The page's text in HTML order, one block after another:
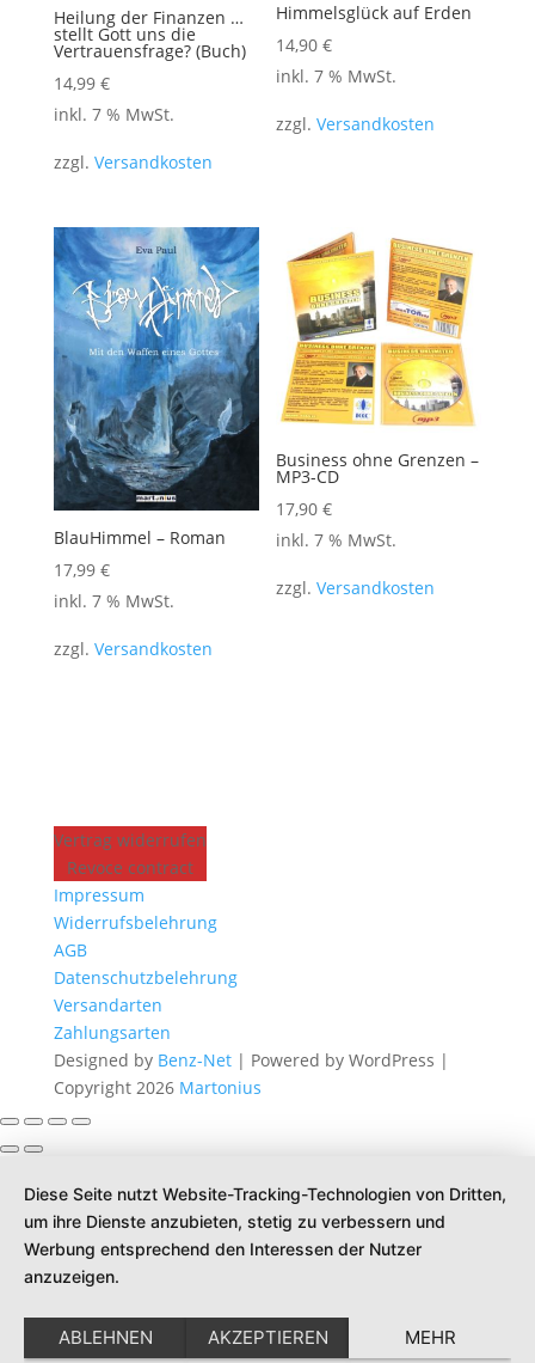
Heilung der Finanzen …
stellt Gott uns die
Vertrauensfrage? (Buch)
14,99 €
inkl. 7 % MwSt.
zzgl. Versandkosten
Himmelsglück auf Erden
14,90€
inkl. 7 % MwSt.
zzgl.Versandkosten
BlauHimmel – Roman
17,99 €
inkl. 7 % MwSt.
zzgl. Versandkosten
Business ohne Grenzen –
MP3-CD
17,90€
inkl. 7 % MwSt.
zzgl.Versandkosten
Vertrag widerrufen
Revoce contract
Impressum
Widerrufsbelehrung
AGB
Datenschutzbelehrung
Versandarten
Zahlungsarten
Designed by Benz-Net| Powered by WordPress |
Copyright 2026Martonius
Diese Seite nutzt Website-Tracking-Technologien von Dritten,
um ihre Dienste anzubieten, stetig zu verbessern und
Werbung entsprechend den Interessen der Nutzer
anzuzeigen.
ABLEHNEN AKZEPTIEREN MEHR